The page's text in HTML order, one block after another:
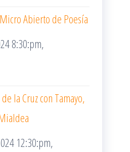
Abierto de Poesía
8:30:pm,
la Cruz con Tamayo,
12:30:pm,